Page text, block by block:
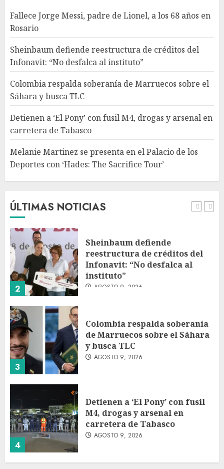
Fallece Jorge Messi, padre de Lionel, a los 68 años en
Rosario
Sheinbaum defiende reestructura de créditos del
Infonavit: “No desfalca al instituto”
Colombia respalda soberanía de Marruecos sobre el
Sáhara y busca TLC
Detienen a ‘El Pony’ con fusil M4, drogas y arsenal en
carretera de Tabasco
Melanie Martinez se presenta en el Palacio de los
Deportes con ‘Hades: The Sacrifice Tour’
ÚLTIMAS NOTICIAS
4
Detienen a ‘El Pony’ con fusil
M4, drogas y arsenal en
5
Melanie Martinez se presenta
AGOSTO 9, 2026
1
Lionel, a los 68 años en Rosario
2
Sheinbaum defiende
reestructura de créditos del
Infonavit: “No desfalca al
instituto”
AGOSTO 9, 2026
3
Colombia respalda soberanía
de Marruecos sobre el Sáhara
y busca TLC
AGOSTO 9, 2026
4
Detienen a ‘El Pony’ con fusil
M4, drogas y arsenal en
carretera de Tabasco
AGOSTO 9, 2026